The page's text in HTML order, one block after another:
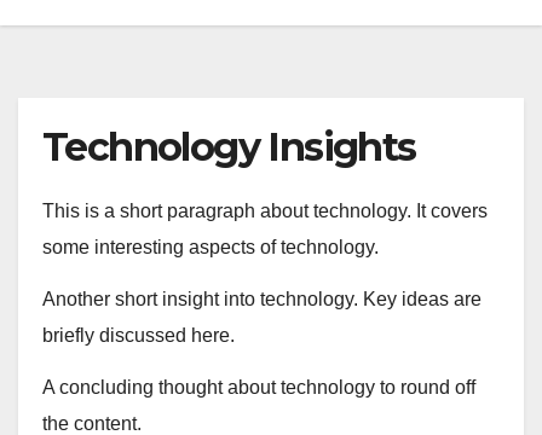
Technology Insights
This is a short paragraph about technology. It covers
some interesting aspects of technology.
Another short insight into technology. Key ideas are
briefly discussed here.
A concluding thought about technology to round off
the content.